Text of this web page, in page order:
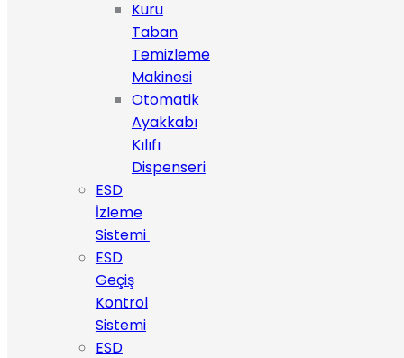
Kuru
Taban
Temizleme
Makinesi
Otomatik
Ayakkabı
Kılıfı
Dispenseri
ESD
İzleme
Sistemi
ESD
Geçiş
Kontrol
Sistemi
ESD